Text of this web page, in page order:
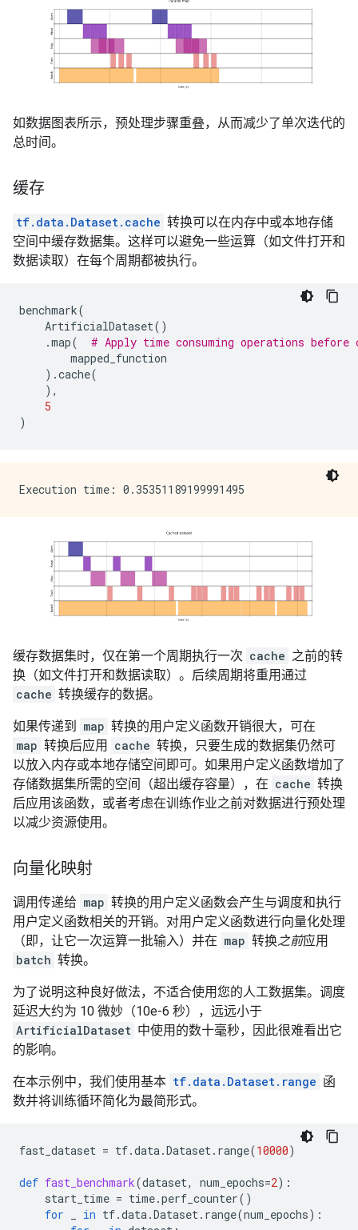
如数据图表所示，预处理步骤重叠，从而减少了单次迭代的
总时间。
缓存
tf.data.Dataset.cache 转换可以在内存中或本地存储
空间中缓存数据集。这样可以避免一些运算（如文件打开和
数据读取）在每个周期都被执行。
benchmark(
ArtificialDataset()
.map(
# Apply time consuming operations before
mapped_function
) .cache(
),
5
)
缓存数据集时，仅在第一个周期执行一次 cache 之前的转
换（如文件打开和数据读取）。后续周期将重用通过
cache 转换缓存的数据。
如果传递到 map 转换的用户定义函数开销很大，可在
map 转换后应用 cache 转换，只要生成的数据集仍然可
以放入内存或本地存储空间即可。如果用户定义函数增加了
存储数据集所需的空间（超出缓存容量），在 cache 转换
后应用该函数，或者考虑在训练作业之前对数据进行预处理
以减少资源使用。
向量化映射
调用传递给 map 转换的用户定义函数会产生与调度和执行
用户定义函数相关的开销。对用户定义函数进行向量化处理
（即，让它一次运算一批输入）并在 map 转换之前应用
batch 转换。
为了说明这种良好做法，不适合使用您的人工数据集。调度
延迟大约为 10 微妙（10e-6 秒），远远小于
ArtificialDataset 中使用的数十毫秒，因此很难看出它
的影响。
在本示例中，我们使用基本 tf.data.Dataset.range 函
数并将训练循环简化为最简形式。
fast_dataset = tf.data .Dataset . range(10000)
def fast_benchmark(dataset, num_epochs=2):
start_time = time.perf_counter()
for
in tf.data .Dataset . range(num_epochs):